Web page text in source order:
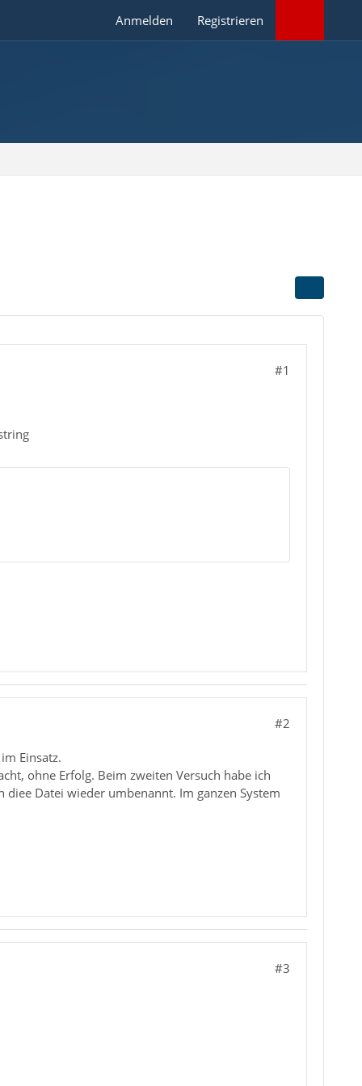
Anmelden Registrieren
#1
#2
Einsatz.
ohne Erfolg. Beim zweiten Versuch habe ich
Datei wieder umbenannt. Im ganzen System
#3